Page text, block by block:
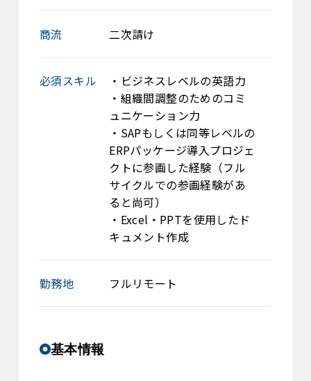
商流 二次請け
必須スキル
・ビジネスレベルの英語力
・組織間調整のためのコミ
ュニケーション力
・SAPもしくは同等レベルの
ERPパッケージ導入プロジェ
クトに参画した経験（フル
サイクルでの参画経験があ
ると尚可）
・Excel・PPTを使用したド
キュメント作成
勤務地 フルリモート
基本情報